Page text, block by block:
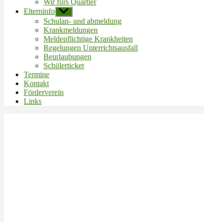
Wir fürs Quartier
Elterninfo Untermenü
anzeigen
Schulan- und abmeldung
Krankmeldungen
Meldepflichtige Krankheiten
Regelungen Unterrichtsausfall
Beurlaubungen
Schülerticket
Termine
Kontakt
Förderverein
Links